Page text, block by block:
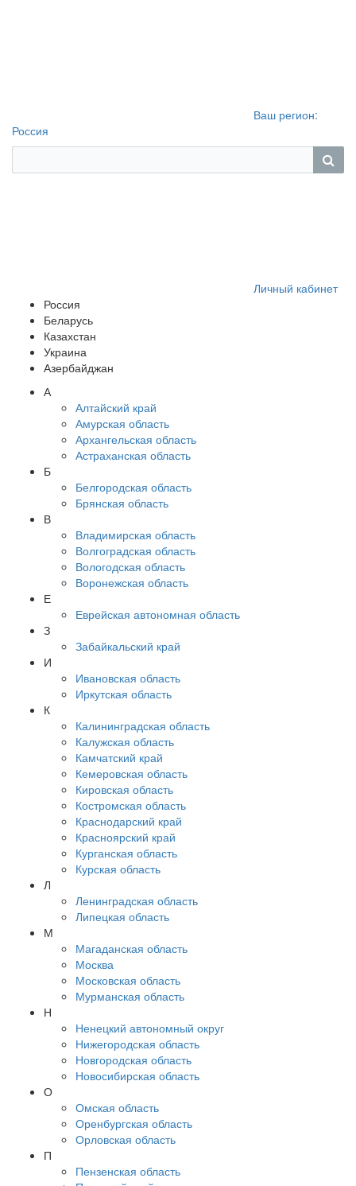
Ваш регион:
Россия
Личный кабинет
Россия
Беларусь
Казахстан
Украина
Азербайджан
А
Алтайский край
Амурская область
Архангельская область
Астраханская область
Б
Белгородская область
Брянская область
В
Владимирская область
Волгоградская область
Вологодская область
Воронежская область
Е
Еврейская автономная область
З
Забайкальский край
И
Ивановская область
Иркутская область
К
Калининградская область
Калужская область
Камчатский край
Кемеровская область
Кировская область
Костромская область
Краснодарский край
Красноярский край
Курганская область
Курская область
Л
Ленинградская область
Липецкая область
М
Магаданская область
Москва
Московская область
Мурманская область
Н
Ненецкий автономный округ
Нижегородская область
Новгородская область
Новосибирская область
О
Омская область
Оренбургская область
Орловская область
П
Пензенская область